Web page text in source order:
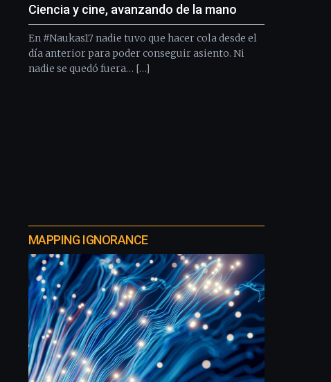
Ciencia y cine, avanzando de la mano
En #Naukas17 nadie tuvo que hacer cola desde el
día anterior para poder conseguir asiento. Ni
nadie se quedó fuera… […]
MAPPING IGNORANCE